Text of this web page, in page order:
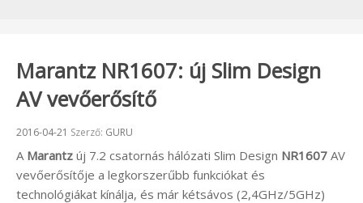
Marantz NR1607: új Slim Design
AV vevőerősítő
Beküldve:
2016-04-21 Szerző: GURU
A Marantz új 7.2 csatornás hálózati Slim Design NR1607 AV
vevőerősítője a legkorszerűbb funkciókat és
technológiákat kínálja, és már kétsávos (2,4GHz/5GHz)